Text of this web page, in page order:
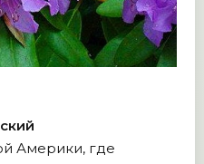
Америки, где